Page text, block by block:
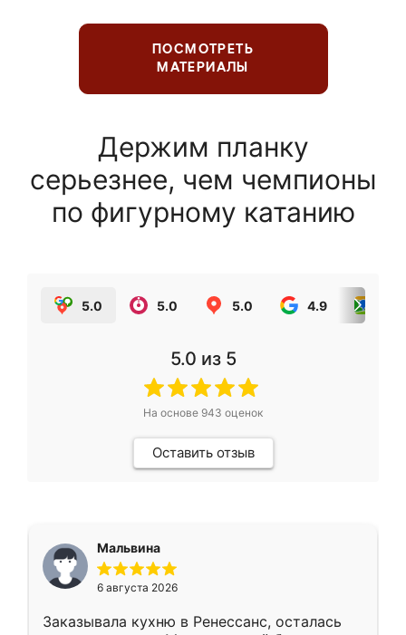
ПОСМОТРЕТЬ
МАТЕРИАЛЫ
Держим планку
серьезнее, чем чемпионы
по фигурному катанию
5.0 5.0 5.0 4.9
5.0 из 5
На основе 943 оценок
Оставить отзыв
Мальвина
6 августа 2026
Заказывала кухню в Ренессанс, осталась